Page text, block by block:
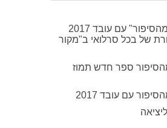
"מה למדת מהסיפור" עם עובד 2017
של בכל סרלואי ב"מקור
ספר חדש תמוז
עם עובד 2017